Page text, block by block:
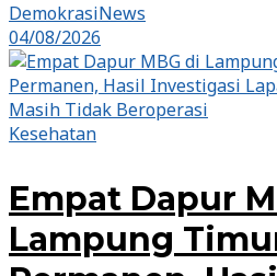
DemokrasiNews
04/08/2026
Kesehatan
Empat Dapur
Lampung